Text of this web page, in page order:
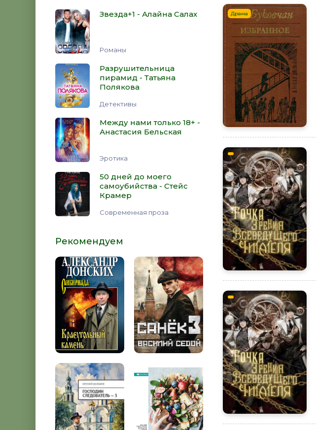
Звезда+1 - Алайна Салах
Романы
Разрушительница
пирамид - Татьяна
Полякова
Детективы
Между нами только 18+ -
Анастасия Бельская
Эротика
50 дней до моего
самоубийства - Стейс
Крамер
Современная проза
Рекомендуем
Драма